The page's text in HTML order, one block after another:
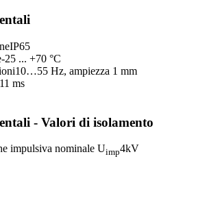
IP65
-25 ... +70 °C
10…55 Hz, ampiezza 1 mm
ms
- Valori di isolamento
impulsiva nominale Uimp4kV